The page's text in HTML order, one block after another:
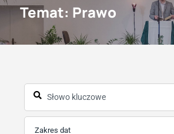
Temat: Prawo